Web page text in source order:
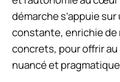
démarche s’appuie
constante, enrichie de
concrets, pour offrir
nuancé et